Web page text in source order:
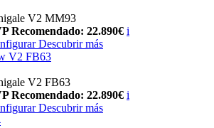
V2 MM93
Recomendado: 22.890€ i
Descubrir más
V2 FB63
V2 FB63
Recomendado: 22.890€ i
Descubrir más